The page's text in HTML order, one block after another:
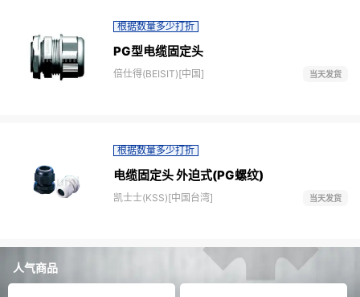
根据数量多少打折
PG型电缆固定头
倍仕得(BEISIT)[中国] 当天发货
根据数量多少打折
电缆固定头 外迫式(PG螺纹)
凯士士(KSS)[中国台湾] 当天发货
人气商品